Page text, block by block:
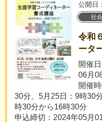
公開日
社
令和
ータ
開催
06月
開催
30分、5月25日：9時30
時30分から16時30分
申込締切：2024年05月